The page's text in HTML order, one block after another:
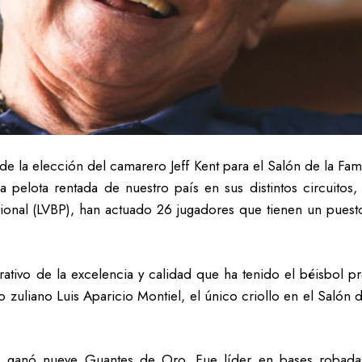
la elección del camarero Jeff Kent para el Salón de la
rentada de nuestro país en sus distintos
(LVBP), han actuado 26 jugadores que tienen un
de la excelencia y calidad que ha tenido el béisbol
zuliano Luis Aparicio Montiel, el único criollo en el Salón